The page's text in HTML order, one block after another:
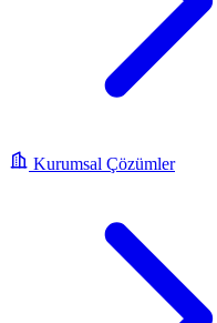
Kurumsal Çözümler